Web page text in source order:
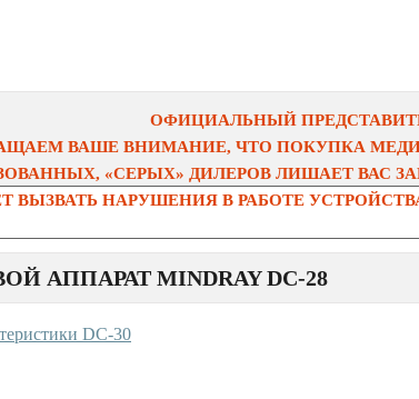
ОФИЦИАЛЬНЫЙ
ВАШЕ ВНИМАНИЕ, ЧТО ПОКУПКА
«СЕРЫХ» ДИЛЕРОВ ЛИШАЕТ ВАС
НАРУШЕНИЯ В РАБОТЕ
АППАРАТ MINDRAY DC-28
DC-30